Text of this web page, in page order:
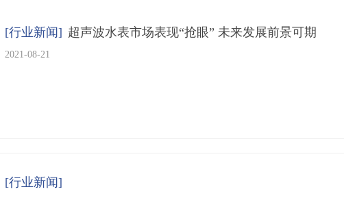
[行业新闻] 超声波水表市场表现“抢眼” 未来发展前景可期
2021-08-21
[行业新闻]